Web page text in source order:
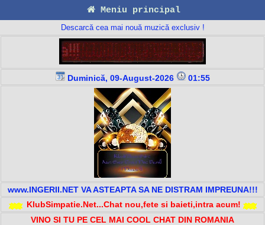
Meniu principal
Descarcă cea mai nouă muzică exclusiv !
Duminică, 09-August-2026 01:55
www.INGERII.NET VA ASTEAPTA SA NE DISTRAM IMPREUNA!!!
KlubSimpatie.Net...Chat nou,fete si baieti,intra acum!
VINO SI TU PE CEL MAI COOL CHAT DIN ROMANIA